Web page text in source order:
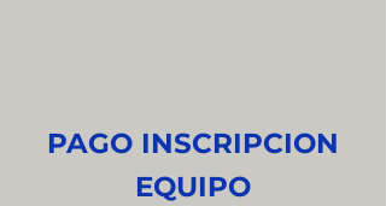
PAGO INSCRIPCION
EQUIPO